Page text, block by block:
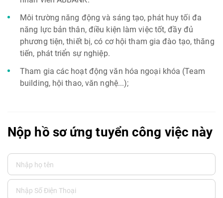
Môi trường năng động và sáng tạo, phát huy tối đa
năng lực bản thân, điều kiện làm việc tốt, đầy đủ
phương tiện, thiết bị, có cơ hội tham gia đào tạo, thăng
tiến, phát triển sự nghiệp.
Tham gia các hoạt động văn hóa ngoại khóa (Team
building, hội thao, văn nghệ...);
Nộp hồ sơ ứng tuyển công việc này